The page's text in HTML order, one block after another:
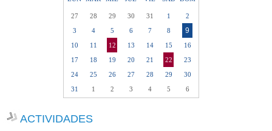
27 28 29 30 31 1
2
3
4 5 6 7 8 9
10 11 12 13 14 15
16
17
18 19 20 21 22
23
24
25 26 27 28 29
30
31
1 2 3 4 5 6
ACTIVIDADES